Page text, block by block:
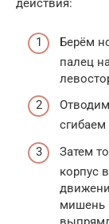
действия:
Берём
палец
сгибаем
Затем
корпус
мишень